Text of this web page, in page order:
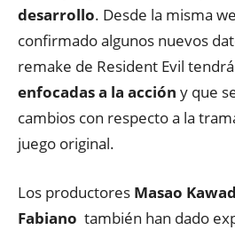
desarrollo. Desde la misma
confirmado algunos nuevos
remake de Resident Evil
enfocadas a la acción y que
cambios con respecto a la
juego original.
Los productores Masao
Fabiano también han dado